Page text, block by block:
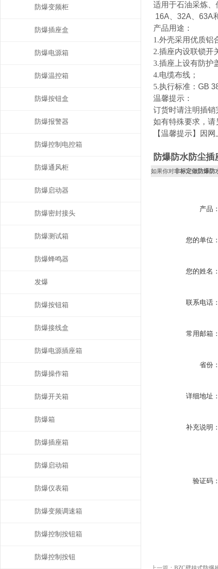
适用于石油采炼
16A
32A 63A
产品用途：
1.外壳采用优质铝
2.插座内设联锁开
3.插座上设有防护
4.电缆布线；
5.执行标准： GB
温馨提示：
订货时请注明插
如有特殊要求，请
【温馨提示】因
防爆防水防尘插
如果你对非标定做防爆防
产品
您的单位
您的姓名
联系电话
常用邮箱
省份
详细地址
补充说明
验证码
防爆变频柜
防爆插座盒
防爆电源箱
防爆温控箱
防爆按钮盒
防爆报警器
防爆控制电控箱
防爆通风柜
防爆启动器
防爆密封接头
防爆测试箱
防爆蜂鸣器
发爆
防爆按钮箱
防爆接线盒
防爆电源插座箱
防爆操作箱
防爆开关箱
防爆箱
防爆插座箱
防爆启动箱
防爆仪表箱
防爆变频调速箱
防爆控制按钮箱
防爆控制按钮